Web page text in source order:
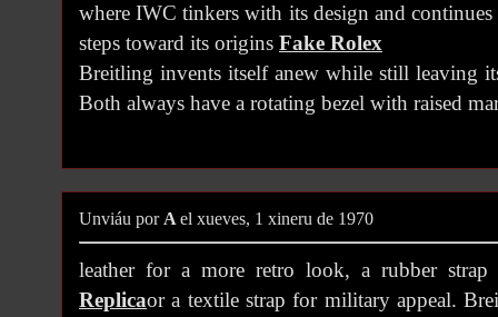
where IWC tinkers with its design and
steps toward its origins Fake Rolex
Breitling invents itself anew while still leaving
Both always have a rotating bezel with raised
Unviáu porAel xueves, 1 xineru de 1970
leather for a more retro look, a rubber
Replicaor a textile strap for military appeal.